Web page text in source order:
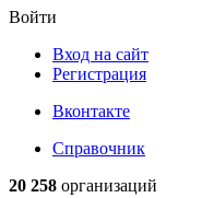
Войти
Вход на сайт
Регистрация
Вконтакте
Справочник
20 258 организаций